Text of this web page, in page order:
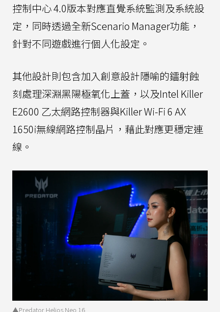
控制中心 4.0版本對應直覺系統監測及系統設
定，同時透過全新Scenario Manager功能，
針對不同遊戲進行個人化設定。
其他設計則包含加入創意設計隱喻的鐳射蝕
刻處理深淵黑陽極氧化上蓋，以及Intel Killer
E2600 乙太網路控制器與Killer Wi-Fi 6 AX
1650i無線網路控制晶片，藉此對應更穩定連
線。
▲Predator Helios Neo 16